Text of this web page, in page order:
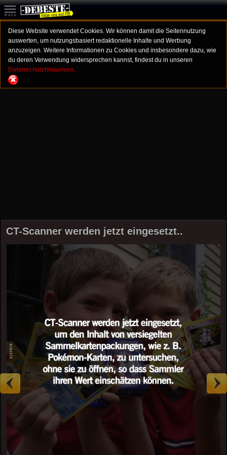
Diese Website verwendet Cookies. Wir können damit die Seitennutzung
auswerten, um nutzungsbasiert redaktionelle Inhalte und Werbung
anzuzeigen. Weitere Informationen zu Cookies und insbesondere dazu, wie
du deren Verwendung widersprechen kannst, findest du in unseren
Datenschutzhinweisen.
CT-Scanner werden jetzt eingesetzt..